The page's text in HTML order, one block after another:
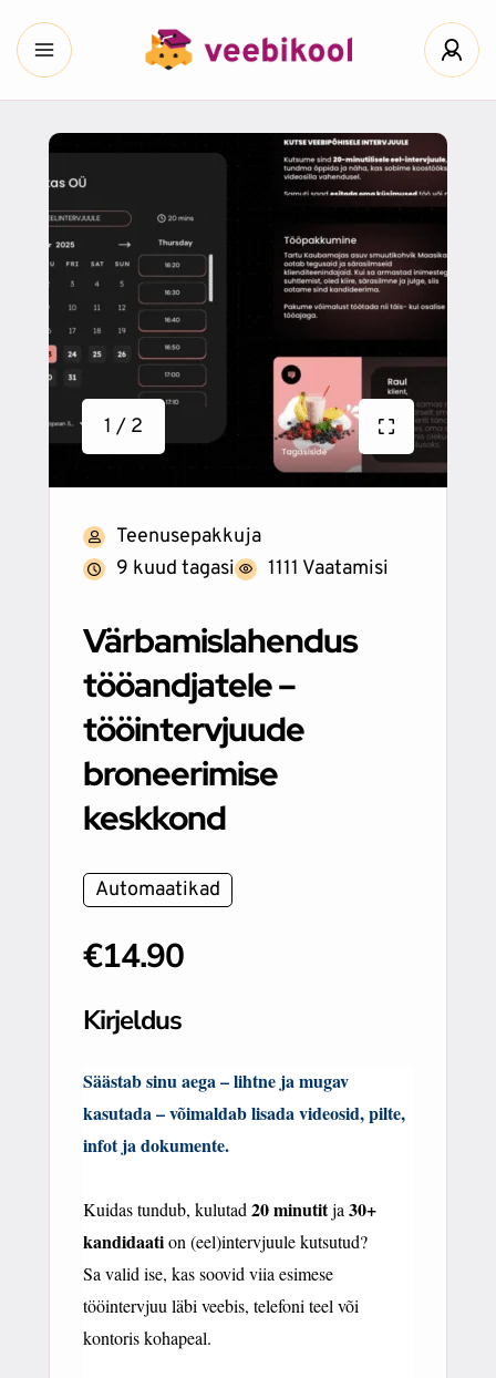
1 / 2
Teenusepakkuja
9 kuud tagasi
1111 Vaatamisi
Värbamislahendus
tööandjatele –
tööintervjuude
broneerimise
keskkond
Automaatikad
€14.90
Kirjeldus
Säästab sinu aega – lihtne ja mugav
kasutada – võimaldab lisada videosid, pilte,
infot ja dokumente.
Kuidas tundub, kulutad 20 minutitja 30+
kandidaation (eel)intervjuule kutsutud?
Sa valid ise, kas soovid viia esimese
tööintervjuu läbi veebis, telefoni teel või
kontoris kohapeal.